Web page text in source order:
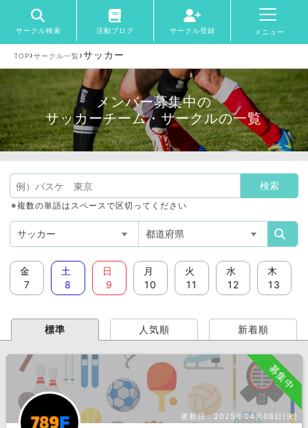
サークル検索 活動ブログ サークル登録 メニュー
TOP›サークル一覧 ›サッカー
メンバー募集中の
サッカーチーム・サークルの一覧
※複数の単語はスペースで区切ってください
金
7
土
8
日
9
月
10
火
11
水
12
木
13
標準 人気順 新着順
募集中
更新日：2025年04月08日(火)